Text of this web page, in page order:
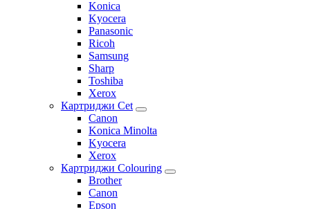
Konica
Kyocera
Panasonic
Ricoh
Samsung
Sharp
Toshiba
Xerox
Картриджи Cet
Canon
Konica Minolta
Kyocera
Xerox
Картриджи Colouring
Brother
Canon
Epson